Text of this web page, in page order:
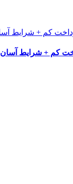
کم + شرایط آسان